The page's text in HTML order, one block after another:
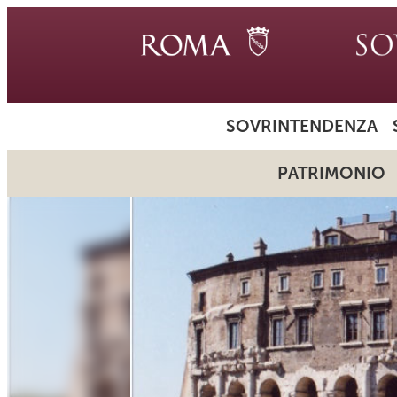
SOVRINTENDENZA
PATRIMONIO